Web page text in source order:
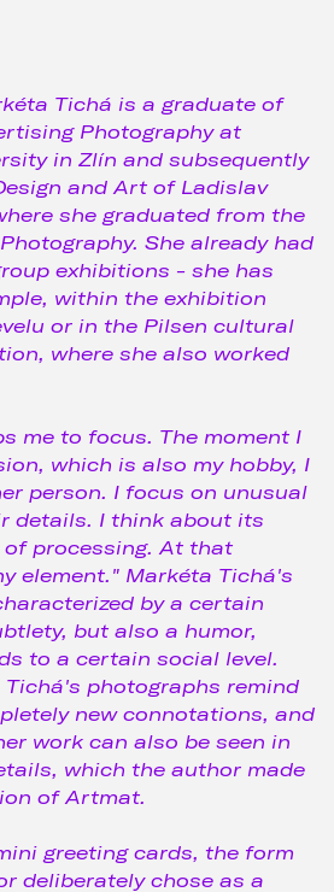
Tichá is a graduate of
Photography at
in Zlín and subsequently
and Art of Ladislav
she graduated from the
She already had
exhibitions - she has
within the exhibition
or in the Pilsen cultural
where she also worked
me to focus. The moment I
which is also my hobby, I
person. I focus on unusual
details. I think about its
of processing. At that
element." Markéta Tichá's
by a certain
but also a humor,
to a certain social level.
Tichá's photographs remind
new connotations, and
work can also be seen in
which the author made
of Artmat.
greeting cards, the form
deliberately chose as a